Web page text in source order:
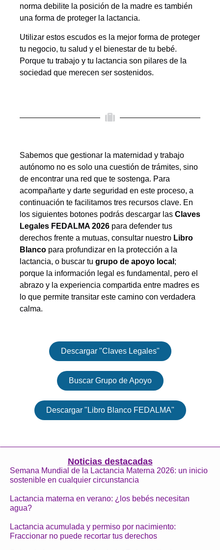
norma debilite la posición de la madre es también
una forma de proteger la lactancia.
Utilizar estos escudos es la mejor forma de proteger
tu negocio, tu salud y el bienestar de tu bebé.
Porque tu trabajo y tu lactancia son pilares de la
sociedad que merecen ser sostenidos.
Sabemos que gestionar la maternidad y trabajo
autónomo no es solo una cuestión de trámites, sino
de encontrar una red que te sostenga. Para
acompañarte y darte seguridad en este proceso, a
continuación te facilitamos tres recursos clave. En
los siguientes botones podrás descargar las Claves
Legales FEDALMA 2026 para defender tus
derechos frente a mutuas, consultar nuestro Libro
Blanco para profundizar en la protección a la
lactancia, o buscar tu grupo de apoyo local ;
porque la información legal es fundamental, pero el
abrazo y la experiencia compartida entre madres es
lo que permite transitar este camino con verdadera
calma.
Descargar "Claves Legales"
Buscar Grupo de Apoyo
Descargar "Libro Blanco FEDALMA"
Noticias destacadas
Semana Mundial de la Lactancia Materna 2026: un inicio
sostenible en cualquier circunstancia
Lactancia materna en verano: ¿los bebés necesitan
agua?
Lactancia acumulada y permiso por nacimiento:
Fraccionar no puede recortar tus derechos